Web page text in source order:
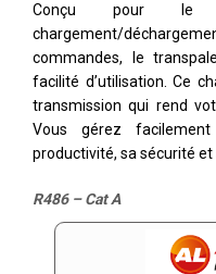
Conçu pour le
chargement/
commandes, le
facilité d’utilisation. Ce
transmission qui rend
Vous gérez
productivité, sa sécurité et
R486 – Cat A